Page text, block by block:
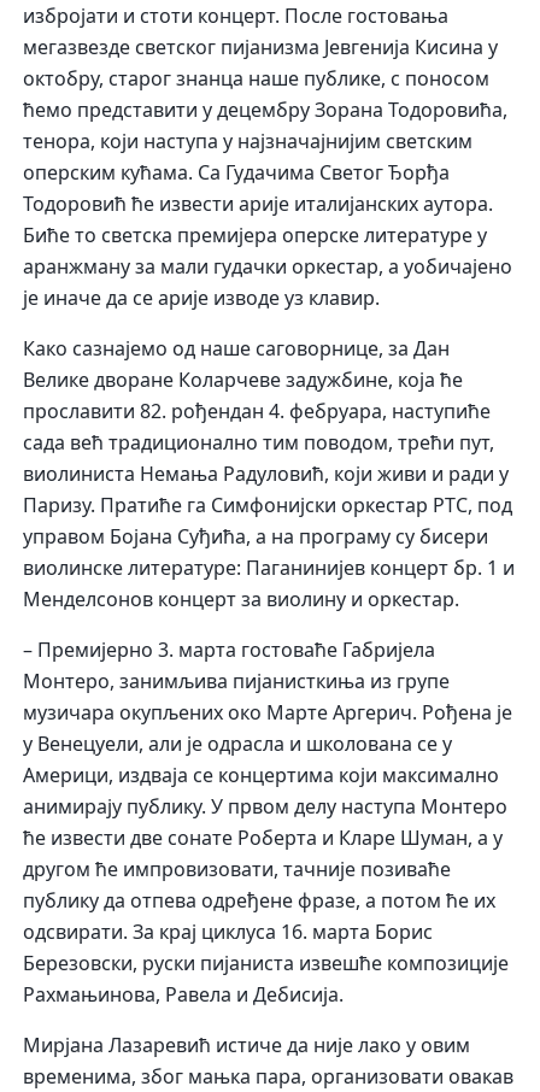
избројати и стоти концерт. После гостовања
мегазвезде светског пијанизма Јевгенија Кисина у
октобру, старог знанца наше публике, с поносом
ћемо представити у децембру Зорана Тодоровића,
тенора, који наступа у најзначајнијим светским
оперским кућама. Са Гудачима Светог Ђорђа
Тодоровић ће извести арије италијанских аутора.
Биће то светска премијера оперске литературе у
аранжману за мали гудачки оркестар, а уобичајено
је иначе да се арије изводе уз клавир.
Како сазнајемо од наше саговорнице, за Дан
Велике дворане Коларчеве задужбине, која ће
прославити 82. рођендан 4. фебруара, наступиће
сада већ традиционално тим поводом, трећи пут,
виолиниста Немања Радуловић, који живи и ради у
Паризу. Пратиће га Симфонијски оркестар РТС, под
управом Бојана Суђића, а на програму су бисери
виолинске литературе: Паганинијев концерт бр. 1 и
Менделсонов концерт за виолину и оркестар.
– Премијерно 3. марта гостоваће Габријела
Монтеро, занимљива пијанисткиња из групе
музичара окупљених око Марте Аргерич. Рођена је
у Венецуели, али је одрасла и школована се у
Америци, издваја се концертима који максимално
анимирају публику. У првом делу наступа Монтеро
ће извести две сонате Роберта и Кларе Шуман, а у
другом ће импровизовати, тачније позиваће
публику да отпева одређене фразе, а потом ће их
одсвирати. За крај циклуса 16. марта Борис
Березовски, руски пијаниста извешће композиције
Рахмањинова, Равела и Дебисија.
Мирјана Лазаревић истиче да није лако у овим
временима, због мањка пара, организовати овакав